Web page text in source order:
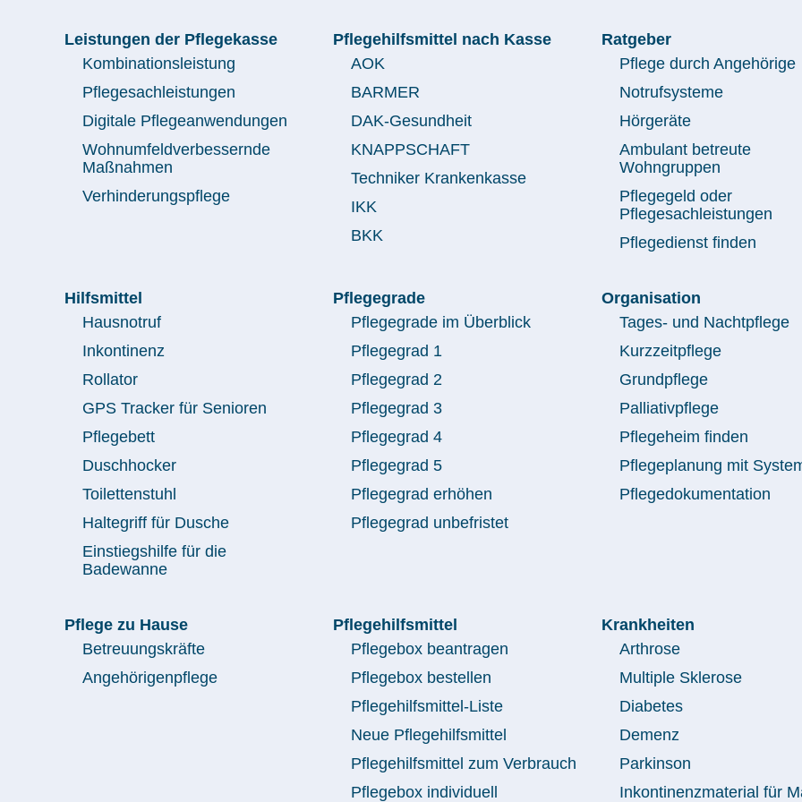
r
Leistungen der Pflegekasse
Kombinationsleistung
Pflegesachleistungen
Digitale Pflegeanwendungen
Wohnumfeldverbessernde
Maßnahmen
Verhinderungspflege
Pflegehilfsmittel nach Kasse
AOK
BARMER
DAK-Gesundheit
KNAPPSCHAFT
Techniker Krankenkasse
IKK
BKK
Ratgeber
Pflege durch Angehörige
Notrufsysteme
Hörgeräte
Ambulant betreute
Wohngruppen
Pflegegeld oder
Pflegesachleistungen
Pflegedienst finden
Hilfsmittel
Hausnotruf
Inkontinenz
Rollator
GPS Tracker für Senioren
Pflegebett
Duschhocker
Toilettenstuhl
Haltegriff für Dusche
Einstiegshilfe für die
Badewanne
Pflegegrade
Pflegegrade im Überblick
Pflegegrad 1
Pflegegrad 2
Pflegegrad 3
Pflegegrad 4
Pflegegrad 5
Pflegegrad erhöhen
Pflegegrad unbefristet
Organisation
Tages- und Nachtpflege
Kurzzeitpflege
Grundpflege
Palliativpflege
Pflegeheim finden
Pflegeplanung mit
Pflegedokumentation
Pflege zu Hause
Betreuungskräfte
Angehörigenpflege
Pflegehilfsmittel
Pflegebox beantragen
Pflegebox bestellen
Pflegehilfsmittel-Liste
Neue Pflegehilfsmittel
Pflegehilfsmittel zum Verbrauch
Pflegebox individuell
Krankheiten
Arthrose
Multiple Sklerose
Diabetes
Demenz
Parkinson
Inkontinenzmaterial für